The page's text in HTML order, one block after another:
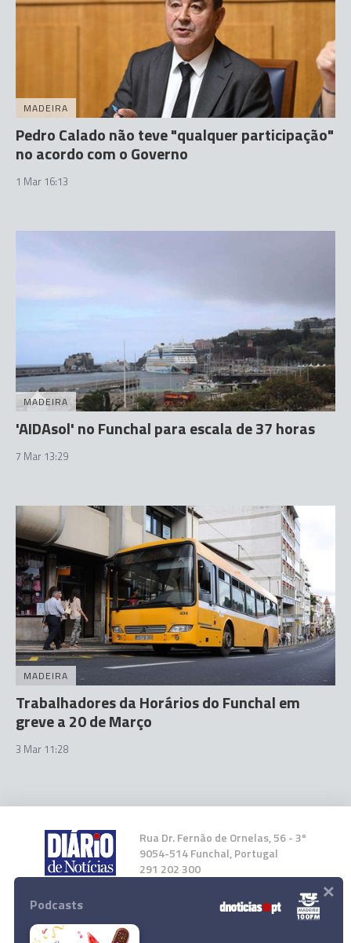
MADEIRA
Pedro Calado não teve "qualquer participação"
no acordo com o Governo
1 Mar 16:13
MADEIRA
'AIDAsol' no Funchal para escala de 37 horas
7 Mar 13:29
MADEIRA
Trabalhadores da Horários do Funchal em
greve a 20 de Março
3 Mar 11:28
Rua Dr. Fernão de Ornelas, 56 - 3º
9054-514 Funchal, Portugal
291 202 300
Instale a nossa App
Podcasts ×